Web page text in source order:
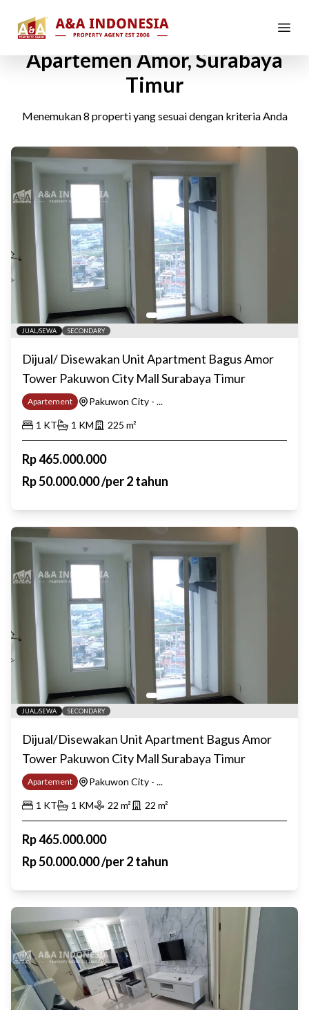
Apartement di Pakuwon City -
Apartemen Amor, Surabaya
Timur
Menemukan8 properti yang sesuai dengan kriteria Anda
JUAL/SEWA SECONDARY
Dijual/ Disewakan Unit Apartment Bagus Amor
Tower Pakuwon City Mall Surabaya Timur
Apartement
Pakuwon City - ...
1 KT 1 KM 225 m²
Rp465.000.000
Rp50.000.000/per 2 tahun
JUAL/SEWA SECONDARY
Dijual/Disewakan Unit Apartment Bagus Amor
Tower Pakuwon City Mall Surabaya Timur
Apartement
Pakuwon City - ...
1 KT 1 KM 22 m² 22 m²
Rp465.000.000
Rp50.000.000/per 2 tahun